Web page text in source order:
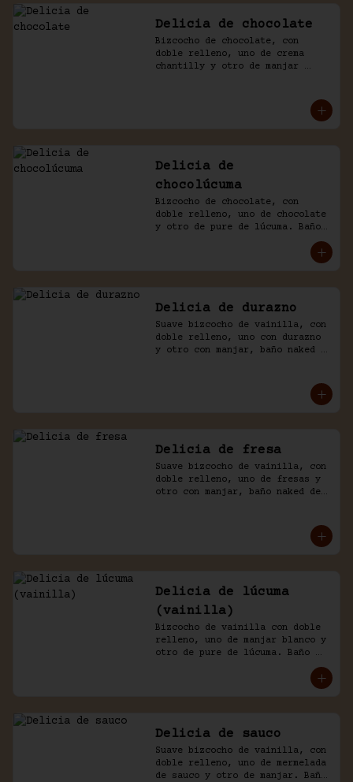
Delicia de chocolate
Bizcocho de chocolate, con
doble relleno, uno de crema
chantilly y otro de manjar
Delicia de
chocolúcuma
Bizcocho de chocolate, con
doble relleno, uno de chocolate
y otro de pure de lúcuma. Baño
Delicia de durazno
Suave bizcocho de vainilla, con
doble relleno, uno con durazno
y otro con manjar, baño naked
Delicia de fresa
Suave bizcocho de vainilla, con
doble relleno, uno de fresas y
otro con manjar, baño naked de
Delicia de lúcuma
(vainilla)
Bizcocho de vainilla con doble
relleno, uno de manjar blanco y
otro de pure de lúcuma. Baño
Delicia de sauco
Suave bizcocho de vainilla, con
doble relleno, uno de mermelada
de sauco y otro de manjar. Baño